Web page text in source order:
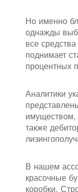
Но именно
однажды
все
поднимает
процентных
Аналитики
также
В нашем
красочные
коробки.